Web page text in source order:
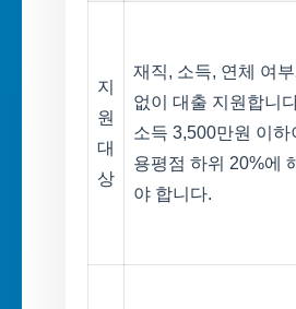
지
원
대
상
재직, 소득, 연체 여부
없이 대출 지원합니
소득 3,500만원 이하
용평점 하위 20%에
야 합니다.